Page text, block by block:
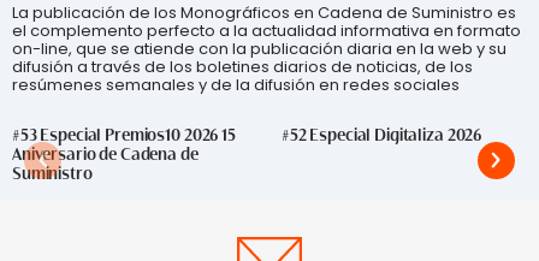
La publicación de los Monográficos en Cadena de Suministro es
el complemento perfecto a la actualidad informativa en formato
on-line, que se atiende con la publicación diaria en la web y su
difusión a través de los boletines diarios de noticias, de los
resúmenes semanales y de la difusión en redes sociales
#53 Especial Premios10 2026 15
Aniversario de Cadena de
Suministro
#52 Especial Digitaliza 2026